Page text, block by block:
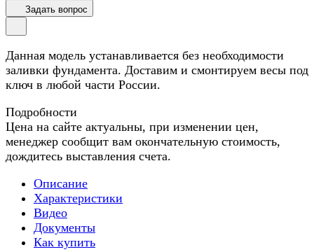
Задать вопрос
Данная модель устанавливается без необходимости
заливки фундамента. Доставим и смонтируем весы под
ключ в любой части России.
Подробности
Цена на сайте актуальны, при изменении цен,
менеджер сообщит вам окончательную стоимость,
дождитесь выставления счета.
Описание
Характеристики
Видео
Документы
Как купить